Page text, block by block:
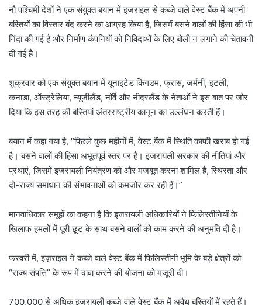
नौ पश्चिमी देशों ने एक संयुक्त बयान में इज़राइल से कब्जे वाले वेस्ट बैंक में अपनी
बस्तियों का विस्तार बंद करने का आग्रह किया है, जिसमें बसने वालों की हिंसा की भी
निंदा की गई है और निर्माण कंपनियों को निविदाओं के लिए बोली न लगाने की चेतावनी
दी गई है।
शुक्रवार को एक संयुक्त बयान में यूनाइटेड किंगडम, फ्रांस, जर्मनी, इटली,
कनाडा, ऑस्ट्रेलिया, न्यूजीलैंड, नॉर्वे और नीदरलैंड के नेताओं ने इस बात पर जोर
दिया कि इस तरह की बस्तियां अंतरराष्ट्रीय कानून का उल्लंघन करती हैं।
बयान में कहा गया है, “पिछले कुछ महीनों में, वेस्ट बैंक में स्थिति काफी खराब हो गई
है। बसने वालों की हिंसा अभूतपूर्व स्तर पर है। इजरायली सरकार की नीतियां और
प्रथाएं, जिसमें इजरायली नियंत्रण को और मजबूत करना शामिल है, स्थिरता और
दो-राज्य समाधान की संभावनाओं को कमजोर कर रही हैं।”
मानवाधिकार समूहों का कहना है कि इजरायली अधिकारियों ने फिलिस्तीनियों के
खिलाफ हमलों में पूरी छूट के साथ बसने वालों को काम करने की अनुमति दी है।
फरवरी में, इज़राइल ने कब्जे वाले वेस्ट बैंक में फिलिस्तीनी भूमि के बड़े क्षेत्रों को
“राज्य संपत्ति” के रूप में दावा करने की योजना को मंजूरी दी।
700,000 से अधिक इजरायली कब्जे वाले वेस्ट बैंक में अवैध बस्तियों में रहते हैं।